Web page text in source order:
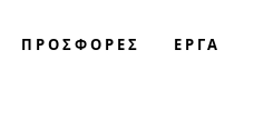
ΠΡΟΣΦΟΡΈΣ ΕΡΓΑ